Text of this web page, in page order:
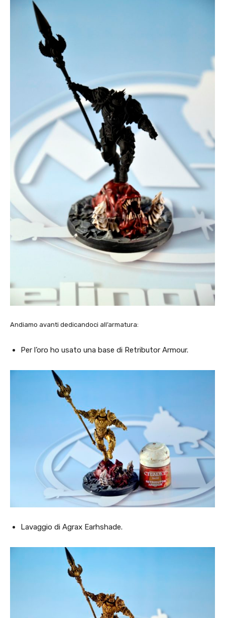
Andiamo avanti dedicandoci all’armatura:
Per l’oro ho usato una base di Retributor Armour.
Lavaggio di Agrax Earhshade.